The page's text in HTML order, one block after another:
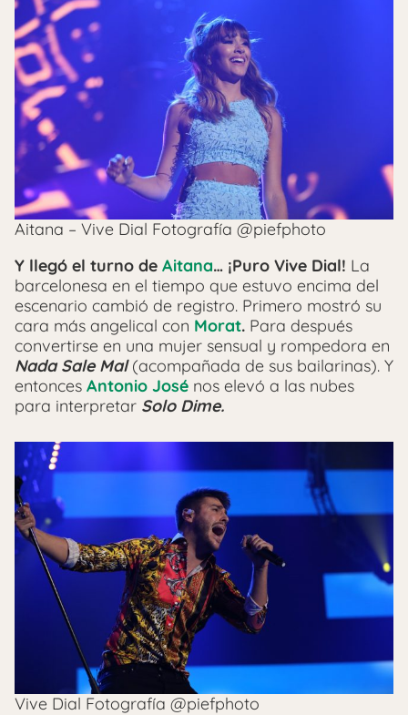
Aitana – Vive Dial Fotografía @piefphoto
Y llegó el turno de Aitana… ¡Puro Vive Dial! La
barcelonesa en el tiempo que estuvo encima del
escenario cambió de registro. Primero mostró su
cara más angelical con Morat. Para después
convertirse en una mujer sensual y rompedora en
Nada Sale Mal(acompañada de sus bailarinas). Y
entonces Antonio José nos elevó a las nubes
para interpretar Solo Dime.
Vive Dial Fotografía @piefphoto